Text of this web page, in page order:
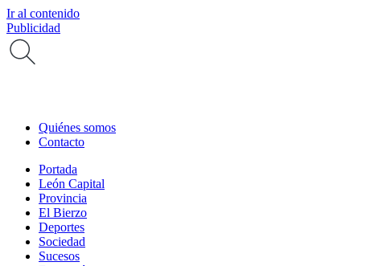
Ir al contenido
Publicidad
Quiénes somos
Contacto
Portada
León Capital
Provincia
El Bierzo
Deportes
Sociedad
Sucesos